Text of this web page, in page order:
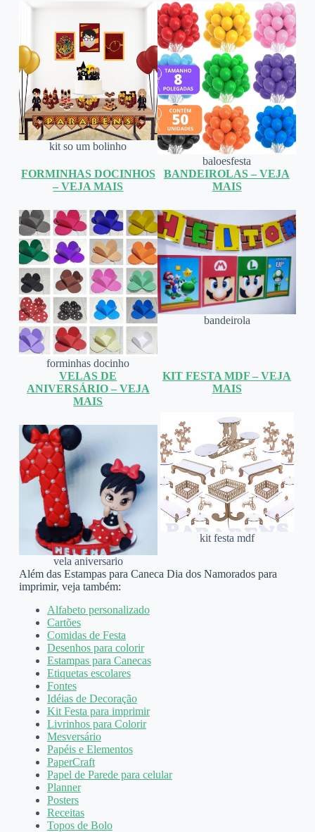
kit so um bolinho
baloesfesta
FORMINHAS DOCINHOS
– VEJA MAIS
forminhas docinho
BANDEIROLAS – VEJA
MAIS
bandeirola
VELAS DE
ANIVERSÁRIO – VEJA
MAIS
vela aniversario
KIT FESTA MDF – VEJA
MAIS
kit festa mdf
Além das Estampas para Caneca Dia dos Namorados para
imprimir, veja também:
Alfabeto personalizado
Cartões
Comidas de Festa
Desenhos para colorir
Estampas para Canecas
Etiquetas escolares
Fontes
Idéias de Decoração
Kit Festa para imprimir
Livrinhos para Colorir
Mesversário
Papéis e Elementos
PaperCraft
Papel de Parede para celular
Planner
Posters
Receitas
Topos de Bolo